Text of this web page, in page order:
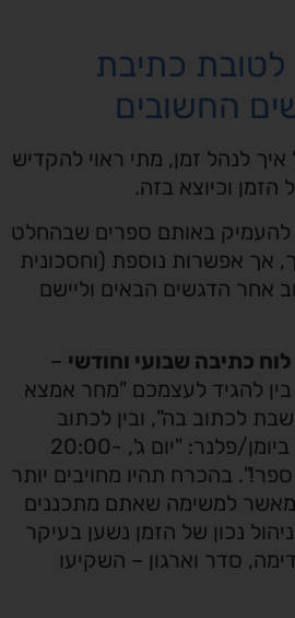
כתיבת
החשובים
לנהל זמן, מתי ראוי להקדיש
וכיוצא בזה.
באותם ספרים שבהחלט
אפשרות נוספת (וחסכונית
הדגשים הבאים וליישם
כתיבה שבועי וחודשי–
להגיד לעצמכם "מחר אמצא
לכתוב בה", ובין לכתוב
לעצמכם משימה ביומן/פלנר: "יום ג', 20:00-
בהכרח תהיו מחויבים יותר
למשימה שאתם מתכננים
נכון של הזמן נשען בעיקר
סדר וארגון – השקיעו